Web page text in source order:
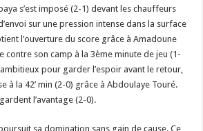
s’est imposé (2-1) devant les chauffeurs
sur une pression intense dans la surface
l’ouverture du score grâce à Amadoune
contre son camp à la 3ème minute de jeu (1-
pour garder l’espoir avant le retour,
à la 42’ min (2-0) grâce à Abdoulaye Touré.
l’avantage (2-0).
sa domination sans gain de cause. Ce